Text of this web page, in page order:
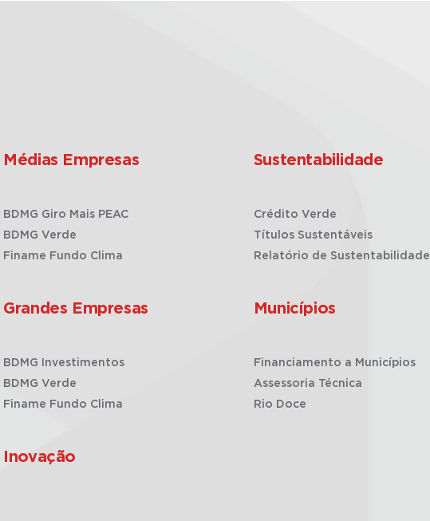
Médias Empresas
BDMG Giro Mais PEAC
BDMG Verde
Finame Fundo Clima
Grandes Empresas
BDMG Investimentos
BDMG Verde
Finame Fundo Clima
Inovação
Sustentabilidade
Crédito Verde
Títulos Sustentáveis
Relatório de Sustentabilidade
Municípios
Financiamento a Municípios
Assessoria Técnica
Rio Doce